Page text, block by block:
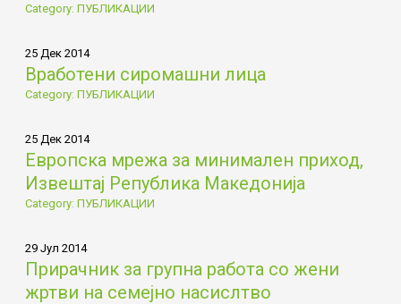
Category: ПУБЛИКАЦИИ
25 Дек 2014
Вработени сиромашни лица
Category: ПУБЛИКАЦИИ
25 Дек 2014
Европска мрежа за минимален приход,
Извештај Република Македонија
Category: ПУБЛИКАЦИИ
29 Јул 2014
Прирачник за групна работа со жени
жртви на семејно насислтво